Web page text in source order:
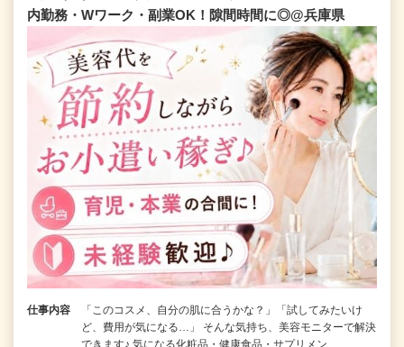
内勤務・Wワーク・副業OK！隙間時間に◎@兵庫県
仕事内容
「このコスメ、自分の肌に合うかな？」「試してみたいけ
ど、費用が気になる…」 そんな気持ち、美容モニターで解決